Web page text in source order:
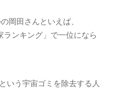
田さんといえば、
ランキング」で一位になら
いう宇宙ゴミを除去する人